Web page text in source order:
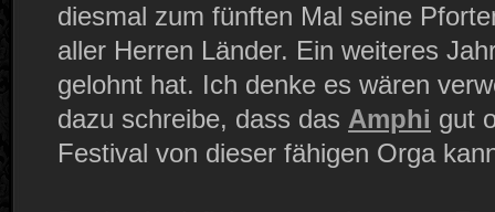
diesmal zum fünften Mal seine
aller Herren Länder. Ein weiteres
gelohnt hat. Ich denke es wären
dazu schreibe, dass das Amphi gut
Festival von dieser fähigen Orga